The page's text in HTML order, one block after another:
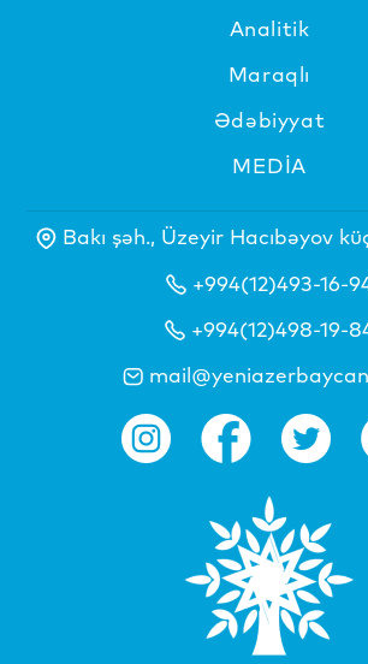
Analitik
Maraqlı
Ədəbiyyat
MEDİA
Bakı şəh., Üzeyir Hacıbəyov
+994(12)493-16-
+994(12)498-19-